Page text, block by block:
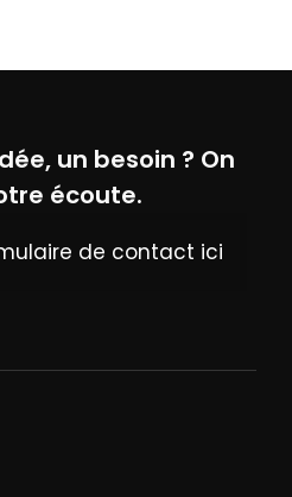
un besoin ? On
écoute.
de contact ici